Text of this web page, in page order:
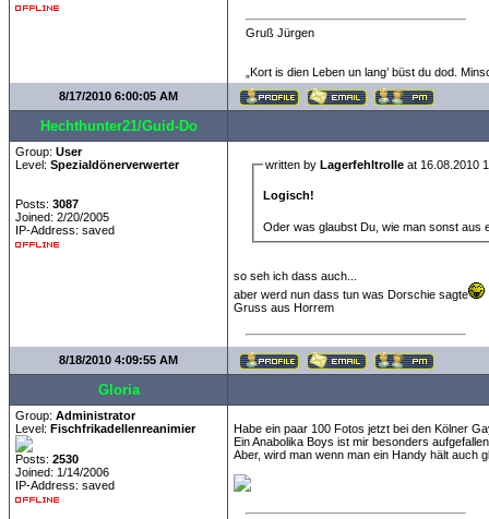
Gruß Jürgen
„Kort is dien Leben un lang’ büst du dod.
8/17/2010 6:00:05 AM
Hechthunter21/Guid-Do
Group: User
Level: Spezialdönerverwerter
Posts: 3087
Joined: 2/20/2005
IP-Address: saved
written byLagerfehltrolle at 16.08.2010
Logisch!
Oder was glaubst Du, wie man sonst aus
so seh ich dass auch...
aber werd nun dass tun was Dorschie sagte
Gruss aus Horrem
8/18/2010 4:09:55 AM
Gloria
Group: Administrator
Level: Fischfrikadellenreanimier
Posts: 2530
Joined: 1/14/2006
IP-Address: saved
Habe ein paar 100 Fotos jetzt bei den Kölner
Ein Anabolika Boys ist mir besonders
Aber, wird man wenn man ein Handy hält auch